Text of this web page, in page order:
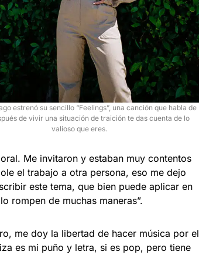
estrenó su sencillo “Feelings”, una canción que habla de
de vivir una situación de traición te das cuenta de lo
valioso que eres.
Me invitaron y estaban muy contentos
el trabajo a otra persona, eso me dejo
este tema, que bien puede aplicar en
rompen de muchas maneras”.
me doy la libertad de hacer música por el
es mi puño y letra, si es pop, pero tiene